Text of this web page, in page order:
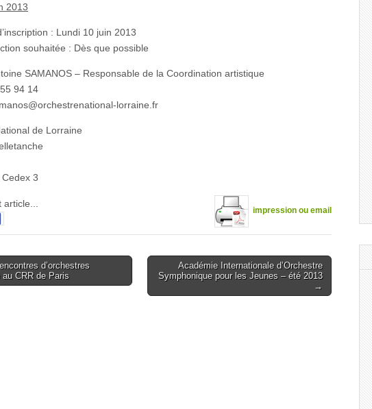
2013
: Lundi 10 juin 2013
souhaitée : Dès que possible
SAMANOS – Responsable de la Coordination artistique
94 14
lorraine.fr
de Lorraine
3
impression ou email
d’orchestres
au CRR de Paris
Académie Internationale d’Orchestre
Symphonique pour les Jeunes – été 2013
→